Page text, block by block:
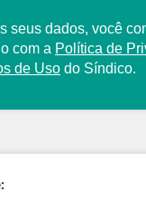
seus dados, você
com a Política de
de Uso do Síndico.